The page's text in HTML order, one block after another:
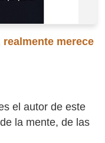
merece
el autor de este
la mente, de las